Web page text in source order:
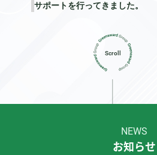
サポートを行ってきました。
Scroll
NEWS
お知らせ